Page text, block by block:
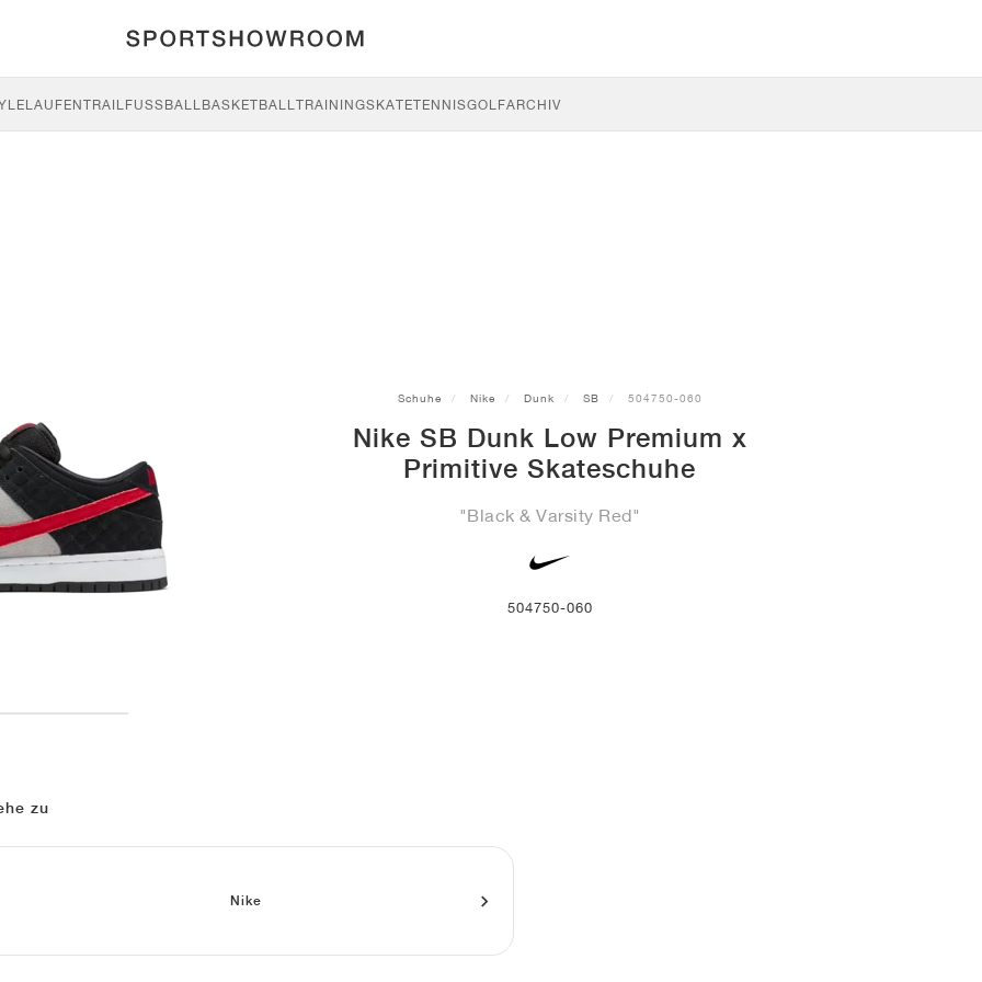
LAUFENTRAILFUSSBALL BASKETBALLTRAININGSKATETENNISGOLFARCHIV
Schuhe Nike Dunk SB 504750-060
Nike SB Dunk Low Premium x
Primitive Skateschuhe
"Black & Varsity Red"
504750-060
zu
Nike